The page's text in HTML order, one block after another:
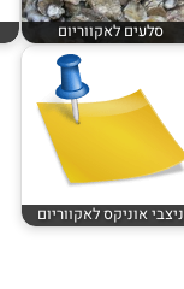
סלעים לאקווריום
ניצבי אוניקס לאקווריום